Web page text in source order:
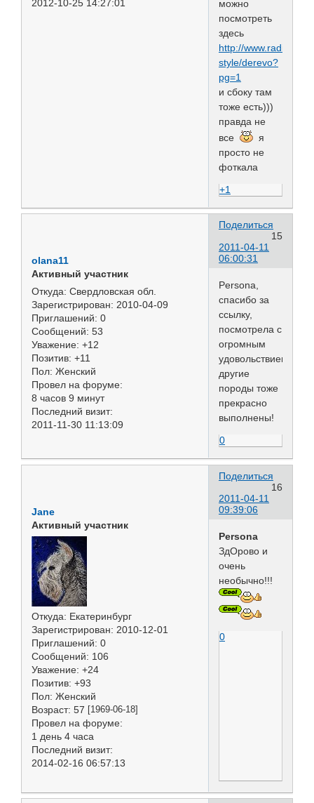
2012-10-25 14:27:01
можно
посмотреть
здесь
http://
style/derevo?
pg=1
и сбоку там
тоже есть)))
правда не
все
я
просто не
фоткала
+1
Поделиться
15
2011-04-11
06:00:31
olana11
Активный участник
Откуда: Свердловская обл.
Зарегистрирован: 2010-04-09
Приглашений: 0
Сообщений: 53
Уважение: +12
Позитив: +11
Пол: Женский
Провел на форуме:
8 часов 9 минут
Последний визит:
2011-11-30 11:13:09
Persona,
спасибо за
ссылку,
посмотрела с
огромным
удовольствием.
другие
породы тоже
прекрасно
выполнены!
0
Поделиться
16
2011-04-11
09:39:06
Jane
Активный участник
Откуда: Екатеринбург
Зарегистрирован: 2010-12-01
Приглашений: 0
Сообщений: 106
Уважение: +24
Позитив: +93
Пол: Женский
Возраст: 57 [1969-06-18]
Провел на форуме:
1 день 4 часа
Последний визит:
2014-02-16 06:57:13
Persona
ЗдОрово и
очень
необычно!!!
0